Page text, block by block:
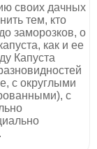
своих дачных
тем, кто
заморозков, о
как и ее
Капуста
с округлыми
с